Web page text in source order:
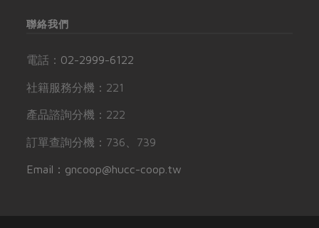
聯絡我們
電話： 02-2999-6122
社籍服務分機：221
產品諮詢分機：222
訂單查詢分機：736、739
Email：gncoop@hucc-coop.tw